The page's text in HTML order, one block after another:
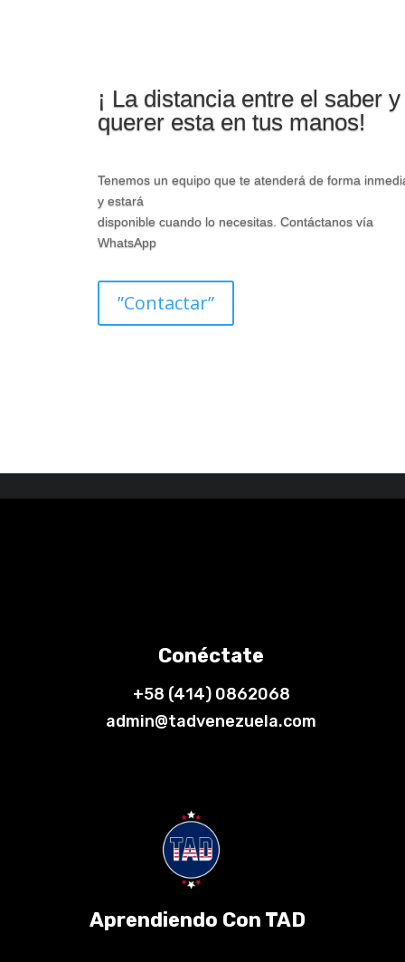
¡ La distancia entre el saber y
querer esta en tus manos!
Tenemos un equipo que te atenderá de forma
y estará
disponible cuando lo necesitas. Contáctanos vía
WhatsApp
”Contactar”
Conéctate
+58 (414) 0862068
admin@tadvenezuela.com
Aprendiendo Con TAD